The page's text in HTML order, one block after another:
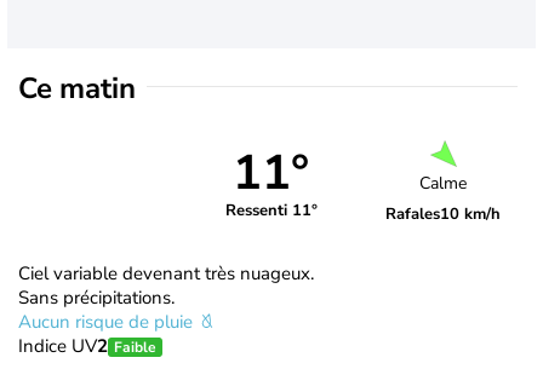
Ce matin
11°
Ressenti 11°
Calme
Rafales10 km/h
Ciel variable devenant très nuageux.
Sans précipitations.
Aucun risque de pluie
Indice UV2 Faible